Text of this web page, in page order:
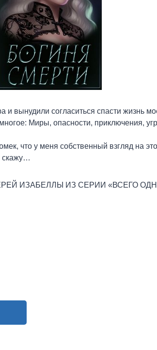
и вынудили согласиться спасти жизнь
Миры, опасности, приключения,
что у меня собственный взгляд на
скажу…
ИЗАБЕЛЛЫ ИЗ СЕРИИ «ВСЕГО